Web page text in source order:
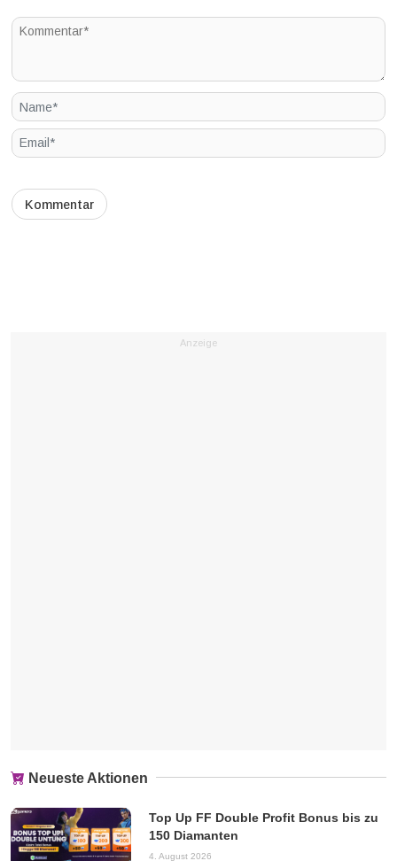
Anzeige
Neueste Aktionen
Top Up FF Double Profit Bonus bis zu
150 Diamanten
4. August 2026